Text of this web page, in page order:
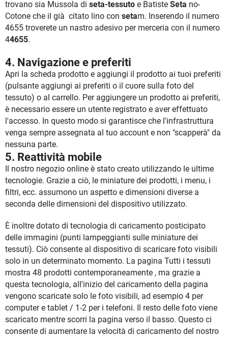
trovano sia Mussola di seta-tessuto e Batiste Seta no-
Cotone che il già citato lino con setam. Inserendo il numero
4655 troverete un nastro adesivo per merceria con il numero
44655.
4. Navigazione e preferiti
Apri la scheda prodotto e aggiungi il prodotto ai tuoi preferiti
(pulsante aggiungi ai preferiti o il cuore sulla foto del
tessuto) o al carrello. Per aggiungere un prodotto ai preferiti,
è necessario essere un utente registrato e aver effettuato
l'accesso. In questo modo si garantisce che l'infrastruttura
venga sempre assegnata al tuo account e non "scapperà" da
nessuna parte.
5. Reattività mobile
Il nostro negozio online è stato creato utilizzando le ultime
tecnologie. Grazie a ciò, le miniature dei prodotti, i menu, i
filtri, ecc. assumono un aspetto e dimensioni diverse a
seconda delle dimensioni del dispositivo utilizzato.
È inoltre dotato di tecnologia di caricamento posticipato
delle immagini (punti lampeggianti sulle miniature dei
tessuti). Ciò consente al dispositivo di scaricare foto visibili
solo in un determinato momento. La pagina Tutti i tessuti
mostra 48 prodotti contemporaneamente , ma grazie a
questa tecnologia, all'inizio del caricamento della pagina
vengono scaricate solo le foto visibili, ad esempio 4 per
computer e tablet / 1-2 per i telefoni. Il resto delle foto viene
scaricato mentre scorri la pagina verso il basso. Questo ci
consente di aumentare la velocità di caricamento del nostro